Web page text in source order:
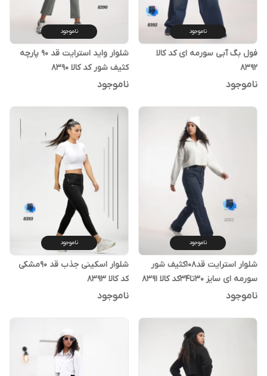
ناموجود
فول بگ آبی سورمه ای کد کالا
۸۳۹۲
ناموجود
ناموجود
شلوار واید استرایت قد ۹۰ پارچه
کثیف شور کد کالا ۸۳۹۰
ناموجود
ناموجود
شلوار استرایت قد۱۰۸کثیف شور
سورمه ای سایز ۳۰تا۳۴کد کالا ۸۳۹۱
ناموجود
ناموجود
شلوار اسکینی جذب قد ۹۰مشکی
کد کالا ۸۳۹۳
ناموجود